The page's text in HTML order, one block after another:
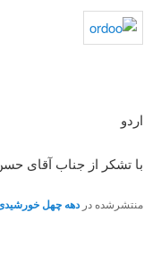
اردو
با تشکر از جناب آقای
منتشرشده در دهه چهل